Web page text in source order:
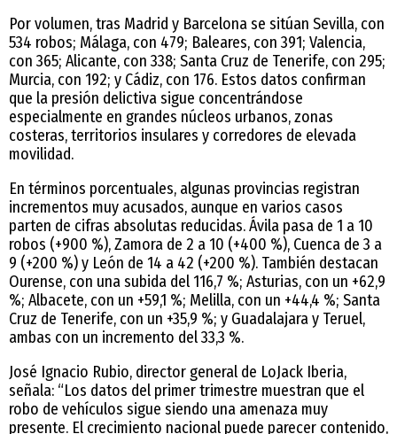
Por volumen, tras Madrid y Barcelona se sitúan Sevilla, con
534 robos; Málaga, con 479; Baleares, con 391; Valencia,
con 365; Alicante, con 338; Santa Cruz de Tenerife, con 295;
Murcia, con 192; y Cádiz, con 176. Estos datos confirman
que la presión delictiva sigue concentrándose
especialmente en grandes núcleos urbanos, zonas
costeras, territorios insulares y corredores de elevada
movilidad.
En términos porcentuales, algunas provincias registran
incrementos muy acusados, aunque en varios casos
parten de cifras absolutas reducidas. Ávila pasa de 1 a 10
robos (+900 %), Zamora de 2 a 10 (+400 %), Cuenca de 3 a
9 (+200 %) y León de 14 a 42 (+200 %). También destacan
Ourense, con una subida del 116,7 %; Asturias, con un +62,9
%; Albacete, con un +59,1 %; Melilla, con un +44,4 %; Santa
Cruz de Tenerife, con un +35,9 %; y Guadalajara y Teruel,
ambas con un incremento del 33,3 %.
José Ignacio Rubio, director general de LoJack Iberia,
señala: “Los datos del primer trimestre muestran que el
robo de vehículos sigue siendo una amenaza muy
presente. El crecimiento nacional puede parecer contenido,